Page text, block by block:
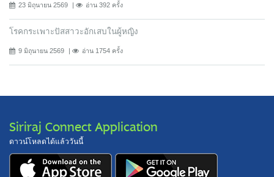
23 มิถุนายน 2569 อ่าน 392 ครั้ง
โรคกระเพาะปัสสาวะอักเสบในผู้หญิง
9 มิถุนายน 2569 อ่าน 1754 ครั้ง
Siriraj Connect Application
ดาวน์โหลดได้แล้ววันนี้